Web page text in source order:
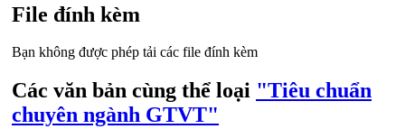
File đính kèm
Bạn không được phép tải các file đính kèm
Các văn bản cùng thể loại "Tiêu chuẩn
chuyên ngành GTVT"